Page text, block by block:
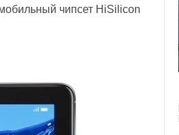
чипсет HiSilicon